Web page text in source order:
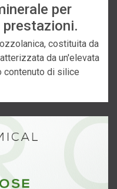
per
costituita da
da un'elevata
contenuto di silice